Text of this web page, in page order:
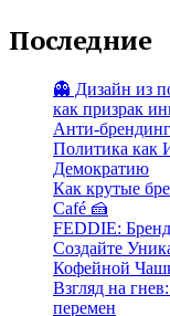
Последние
👻 Дизайн из
как призрак
Анти-
Политика как
Демократию
Как крутые
Café 🍰
FEDDIE:
Создайте
Кофейной
Взгляд на
перемен